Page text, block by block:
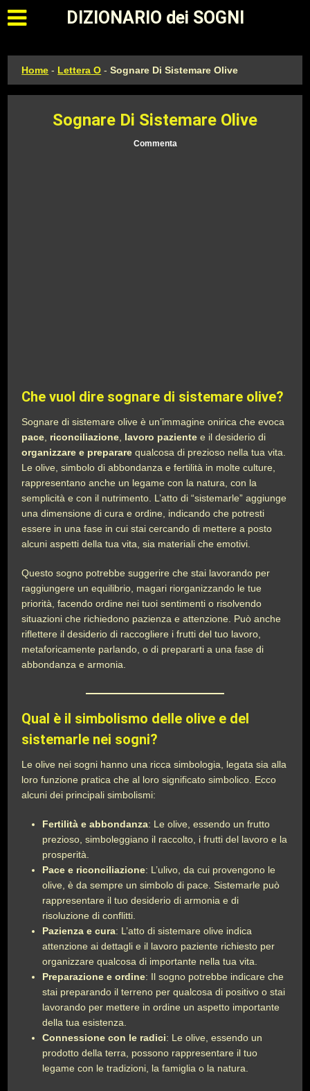
Apri il menu principale
DIZIONARIO dei SOGNI
Home - Lettera O -Sognare Di Sistemare Olive
Sognare Di Sistemare Olive
Commenta
Che vuol dire sognare di sistemare olive?
Sognare di sistemare olive è un’immagine onirica che evoca
pace riconciliazione lavoro paziente e il desiderio di
organizzare e preparare qualcosa di prezioso nella tua vita.
Le olive, simbolo di abbondanza e fertilità in molte culture,
rappresentano anche un legame con la natura, con la
semplicità e con il nutrimento. L’atto di “sistemarle” aggiunge
una dimensione di cura e ordine, indicando che potresti
essere in una fase in cui stai cercando di mettere a posto
alcuni aspetti della tua vita, sia materiali che emotivi.
Questo sogno potrebbe suggerire che stai lavorando per
raggiungere un equilibrio, magari riorganizzando le tue
priorità, facendo ordine nei tuoi sentimenti o risolvendo
situazioni che richiedono pazienza e attenzione. Può anche
riflettere il desiderio di raccogliere i frutti del tuo lavoro,
metaforicamente parlando, o di prepararti a una fase di
abbondanza e armonia.
Qual è il simbolismo delle olive e del
sistemarle nei sogni?
Le olive nei sogni hanno una ricca simbologia, legata sia alla
loro funzione pratica che al loro significato simbolico. Ecco
alcuni dei principali simbolismi:
Fertilità e abbondanza: Le olive, essendo un frutto
prezioso, simboleggiano il raccolto, i frutti del lavoro e la
prosperità.
Pace e riconciliazione: L’ulivo, da cui provengono le
olive, è da sempre un simbolo di pace. Sistemarle può
rappresentare il tuo desiderio di armonia e di
risoluzione di conflitti.
Pazienza e cura: L’atto di sistemare olive indica
attenzione ai dettagli e il lavoro paziente richiesto per
organizzare qualcosa di importante nella tua vita.
Preparazione e ordine: Il sogno potrebbe indicare che
stai preparando il terreno per qualcosa di positivo o stai
lavorando per mettere in ordine un aspetto importante
della tua esistenza.
Connessione con le radici: Le olive, essendo un
prodotto della terra, possono rappresentare il tuo
legame con le tradizioni, la famiglia o la natura.